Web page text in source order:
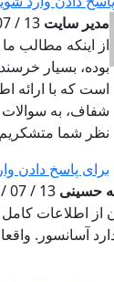
مدیر سایت 13 / 07 / 2026
از اینکه مطالب
بوده، بسیار
است که با ارائه
شفاف، به سوالات
نظر شما
برای پاسخ دادن
حسینی 13 / 07 / 2026
از اطلاعات
آسانسور.